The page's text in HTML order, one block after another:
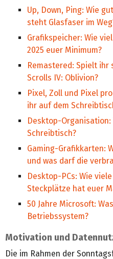
Up, Down, Ping: Wie
steht Glasfaser im
Grafikspeicher: Wie
2025 euer Minimum?
Remastered: Spielt ihr
Scrolls IV: Oblivion?
Pixel, Zoll und Pixel
ihr auf dem
Desktop-
Schreibtisch?
Gaming-Grafikkarten:
und was darf die
Desktop-PCs: Wie
Steckplätze hat euer
50 Jahre Microsoft:
Betriebssystem?
Motivation und
Die im Rahmen der